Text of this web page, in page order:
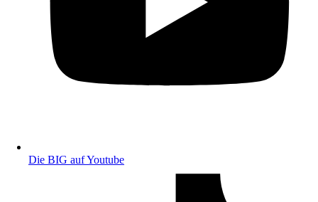
Die BIG auf Youtube